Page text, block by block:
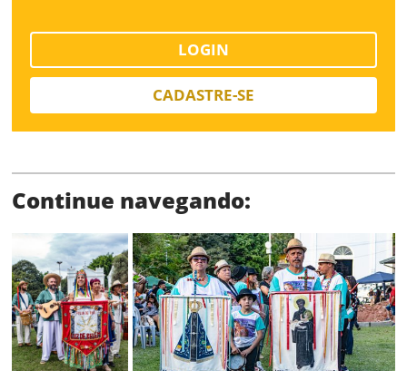
LOGIN
CADASTRE-SE
Continue navegando:
Status